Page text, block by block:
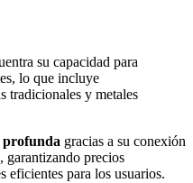
su capacidad para
lo que incluye
tradicionales y metales
gracias a su conexión
garantizando precios
eficientes para los usuarios.